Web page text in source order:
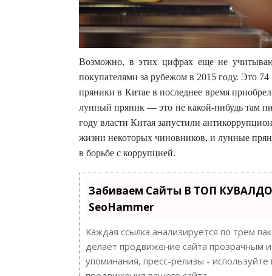
Возможно, в этих цифрах еще не
покупателями за рубежом в 2015 году. Это
пряники в Китае в последнее время
лунный пряник — это не какой-нибудь там
году власти Китая запустили
жизни некоторых чиновников, и лунные
в борьбе с коррупцией.
Забиваем Сайты В ТОП
SeoHammer
Каждая ссылка анализируется по трем
делает продвижение сайта прозрачным
упоминания, пресс-релизы -